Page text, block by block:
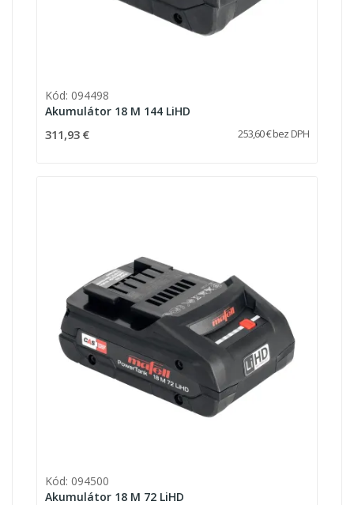
Kód: 094498
Akumulátor 18 M 144 LiHD
311,93 € 253,60 € bez DPH
Kód: 094500
Akumulátor 18 M 72 LiHD